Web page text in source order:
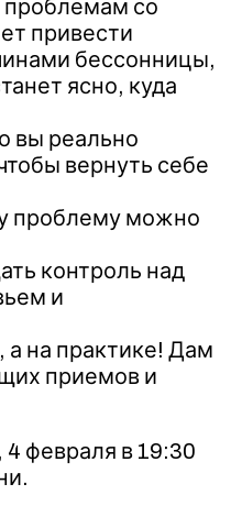
со
привести
бессонницы,
ясно, куда
вы реально
вернуть себе
проблему можно
контроль над
и
а на практике! Дам
приемов и
4 февраля в 19:30